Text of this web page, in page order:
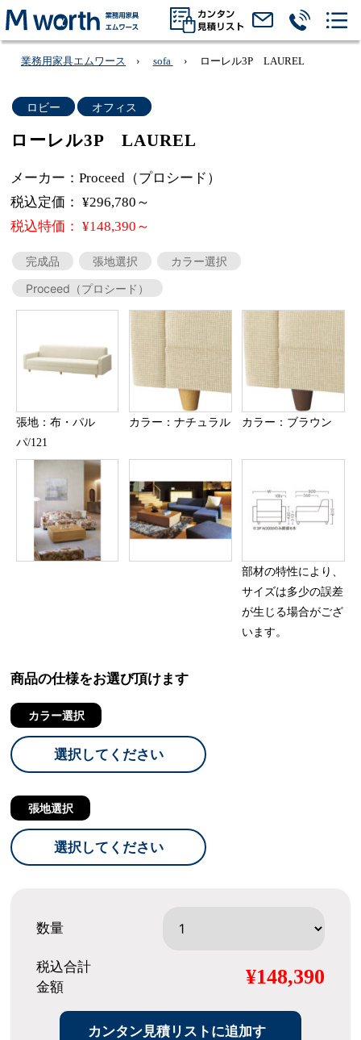
業務用家具エムワース sofa ローレル3P LAUREL
ロビー オフィス
ローレル3P LAUREL
メーカー：Proceed（プロシード）
税込定価： ¥296,780～
税込特価： ¥148,390～
完成品 張地選択
カラー選択
Proceed（プロシード）
張地：布・パル
パ/121
カラー：ナチュラル カラー：ブラウン
部材の特性により、
サイズは多少の誤差
が生じる場合がござ
います。
商品の仕様をお選び頂けます
カラー選択
選択してください
張地選択
選択してください
数量
税込合計
金額
¥148,390
カンタン見積リストに追加す